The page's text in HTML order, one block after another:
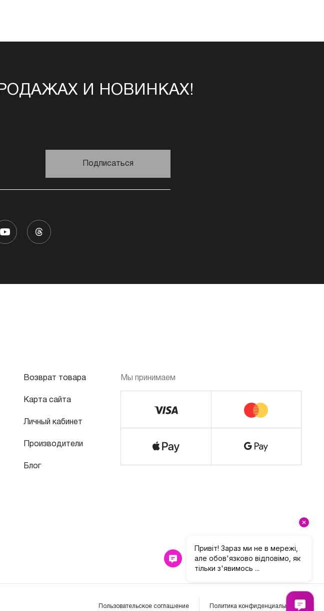
И НОВИНКАХ!
Подписаться
Возврат товара
Карта сайта
Личный кабинет
Производители
Блог
Мы принимаем
Пользовательское соглашение Политика конфиденциальности